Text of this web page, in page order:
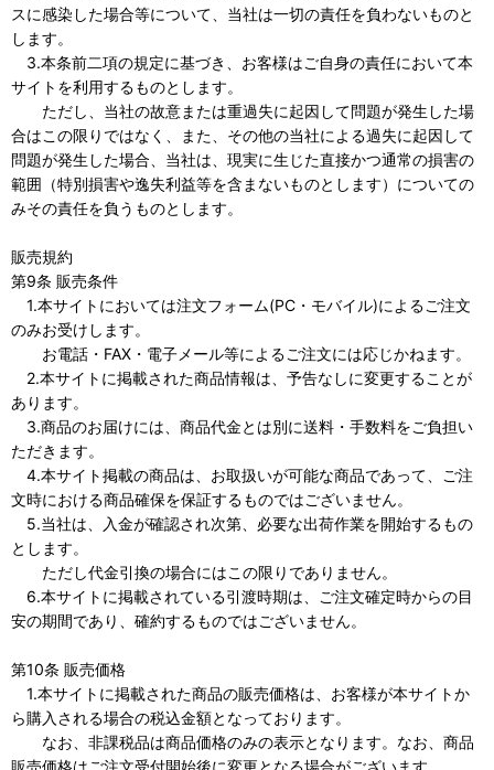
スに感染した場合等について、当社は一切の責任を負わないものと
します。
3.本条前二項の規定に基づき、お客様はご自身の責任において本
サイトを利用するものとします。
ただし、当社の故意または重過失に起因して問題が発生した場
合はこの限りではなく、また、その他の当社による過失に起因して
問題が発生した場合、当社は、現実に生じた直接かつ通常の損害の
範囲（特別損害や逸失利益等を含まないものとします）についての
みその責任を負うものとします。
販売規約
第9条 販売条件
1.本サイトにおいては注文フォーム(PC・モバイル)によるご注文
のみお受けします。
お電話・FAX・電子メール等によるご注文には応じかねます。
2.本サイトに掲載された商品情報は、予告なしに変更することが
あります。
3.商品のお届けには、商品代金とは別に送料・手数料をご負担い
ただきます。
4.本サイト掲載の商品は、お取扱いが可能な商品であって、ご注
文時における商品確保を保証するものではございません。
5.当社は、入金が確認され次第、必要な出荷作業を開始するもの
とします。
ただし代金引換の場合にはこの限りでありません。
6.本サイトに掲載されている引渡時期は、ご注文確定時からの目
安の期間であり、確約するものではございません。
第10条 販売価格
1.本サイトに掲載された商品の販売価格は、お客様が本サイトか
ら購入される場合の税込金額となっております。
なお、非課税品は商品価格のみの表示となります。なお、商品
販売価格はご注文受付開始後に変更となる場合がございます。